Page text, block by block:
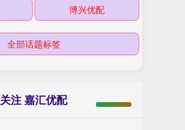
博兴优配
全部话题标签
关注 嘉汇优配